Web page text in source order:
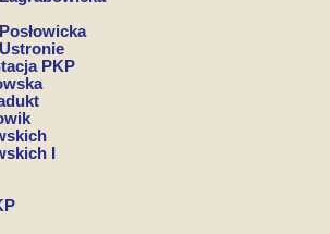
PKP
I